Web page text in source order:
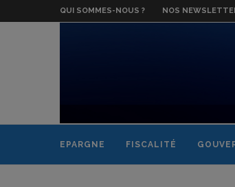
QUI SOMMES-NOUS ? NOS
EPARGNE FISCALITÉ